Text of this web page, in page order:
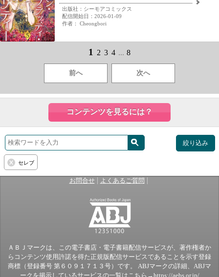
出版社：シーモアコミックス
配信開始日：2026-01-09
作者： Cheongbori
1 2 3 4 ... 8
前へ 次へ
コンテンツを見るには？
絞り込み
セレブ
お問合せ| よくあるご質問 |
ＡＢＪマークは、この電子書店・電子書籍配信サービスが、著作権者か
らコンテンツ使用許諾を得た正規版配信サービスであることを示す登録
商標（登録番号 第６０９１７１３号）です。 ABJマークの詳細、ABJマ
ークを掲示しているサービスの一覧はこちら→https://aebs.or.jp/